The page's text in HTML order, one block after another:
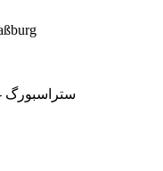
Сорани или центральнокурдский - ستراسبورگ